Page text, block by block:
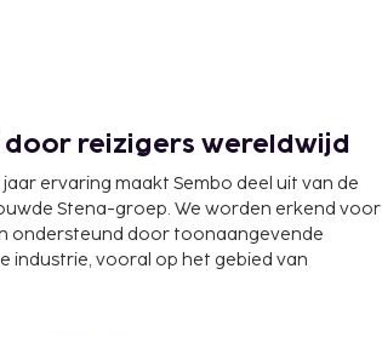
reizigers wereldwijd
ervaring maakt Sembo deel uit van de
Stena-groep. We worden erkend voor
ondersteund door toonaangevende
industrie, vooral op het gebied van